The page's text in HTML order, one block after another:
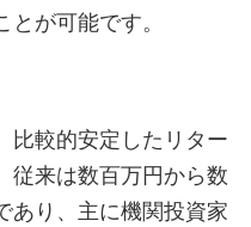
が可能です。
比較的安定したリター
従来は数百万円から数
あり、主に機関投資家